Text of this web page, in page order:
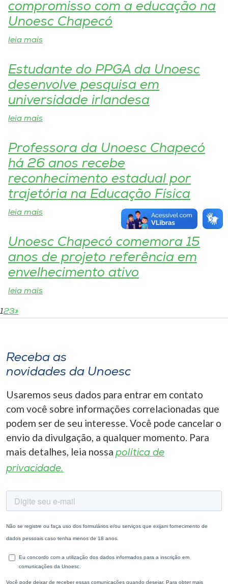
A+
A-
compromisso com a educação na
Unoesc Chapecó
leia mais
Estudante do PPGA da Unoesc
desenvolve pesquisa em
universidade irlandesa
leia mais
Professora da Unoesc Chapecó
há 26 anos recebe
reconhecimento estadual por
trajetória na Educação Física
leia mais
Unoesc Chapecó comemora 15
anos de projeto referência em
envelhecimento ativo
leia mais
123»
Receba as
novidades da Unoesc
Usaremos seus dados para entrar em contato
com você sobre informações correlacionadas que
podem ser de seu interesse. Você pode cancelar o
envio da divulgação, a qualquer momento. Para
mais detalhes, leia nossa política de
privacidade.